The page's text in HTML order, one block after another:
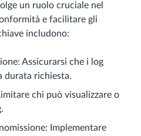
un ruolo cruciale nel
e facilitare gli
includono:
Assicurarsi che i log
durata richiesta.
chi può visualizzare o
Implementare